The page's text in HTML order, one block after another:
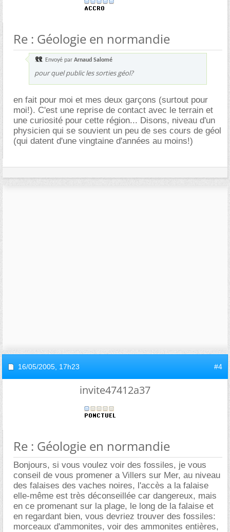
Re : Géologie en normandie
Envoyé par Arnaud Salomé
pour quel public les sorties géol?
en fait pour moi et mes deux garçons (surtout pour
moi!). C'est une reprise de contact avec le terrain et
une curiosité pour cette région... Disons, niveau d'un
physicien qui se souvient un peu de ses cours de géol
(qui datent d'une vingtaine d'années au moins!)
16/05/2005, 17h23 #4
invite47412a37
Re : Géologie en normandie
Bonjours, si vous voulez voir des fossiles, je vous
conseil de vous promener a Villers sur Mer, au niveau
des falaises des vaches noires, l'accès a la falaise
elle-même est très déconseillée car dangereux, mais
en ce promenant sur la plage, le long de la falaise et
en regardant bien, vous devriez trouver des fossiles:
morceaux d'ammonites, voir des ammonites entières,